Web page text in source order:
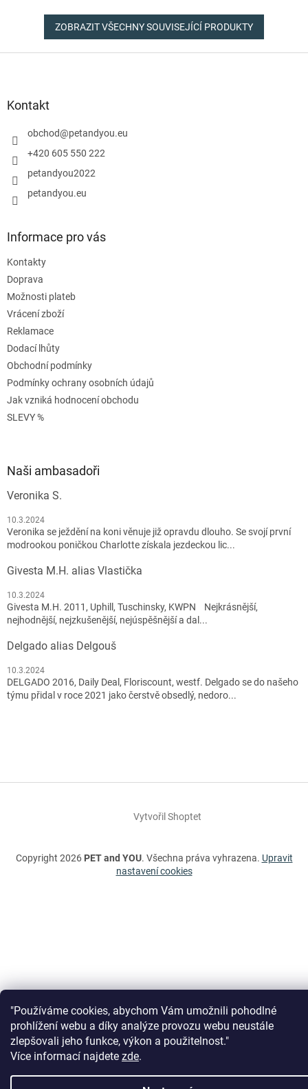
"Používáme cookies, abychom Vám umožnili pohodlné
prohlížení webu a díky analýze provozu webu neustále
zlepšovali jeho funkce, výkon a použitelnost."
Více informací najdete zde.
ZOBRAZIT VŠECHNY SOUVISEJÍCÍ PRODUKTY
Kontakt
obchod@petandyou.eu
+420 605 550 222
petandyou2022
petandyou.eu
Informace pro vás
Kontakty
Doprava
Možnosti plateb
Vrácení zboží
Reklamace
Dodací lhůty
Obchodní podmínky
Podmínky ochrany osobních údajů
Jak vzniká hodnocení obchodu
SLEVY %
Naši ambasadoři
Veronika S.
10.3.2024
Veronika se ježdění na koni věnuje již opravdu dlouho. Se svojí první
modrookou poničkou Charlotte získala jezdeckou lic...
Givesta M.H. alias Vlastička
10.3.2024
Givesta M.H. 2011, Uphill, Tuschinsky, KWPN Nejkrásnější,
nejhodnější, nejzkušenější, nejúspěšnější a dal...
Delgado alias Delgouš
10.3.2024
DELGADO 2016, Daily Deal, Floriscount, westf. Delgado se do našeho
týmu přidal v roce 2021 jako čerstvě obsedlý, nedoro...
Vytvořil Shoptet
Copyright 2026 PET and YOU. Všechna práva vyhrazena. Upravit
nastavení cookies